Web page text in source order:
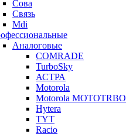
Сова
Связь
Mdi
Аналоговые
COMRADE
TurboSky
АСТРА
Motorola
Motorola MOTOTRBO
Hytera
TYT
Racio